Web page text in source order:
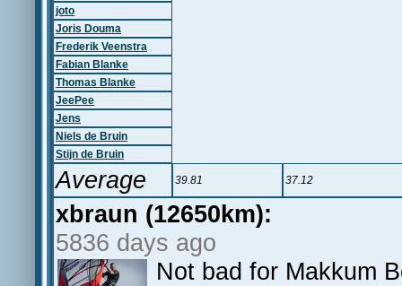
joto
Joris Douma
Frederik Veenstra
Fabian Blanke
Thomas Blanke
JeePee
Jens
Niels de Bruin
Stijn de Bruin
Average 39.81 37.12
xbraun (12650km):
5836 days ago
Not bad for Makkum